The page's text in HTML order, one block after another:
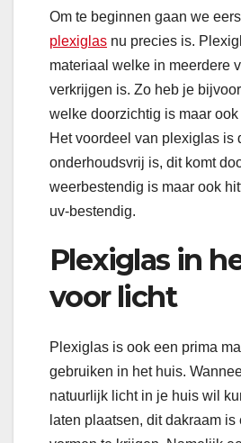
Om te beginnen gaan we
plexiglas nu precies is.
materiaal welke in meerdere
verkrijgen is. Zo heb je
welke doorzichtig is maar
Het voordeel van plexiglas is
onderhoudsvrij is, dit komt
weerbestendig is maar ook
uv-bestendig.
Plexiglas in
voor licht
Plexiglas is ook een prima
gebruiken in het huis.
natuurlijk licht in je huis wil
laten plaatsen, dit dakraam is